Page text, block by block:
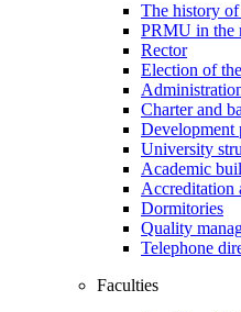
The history
PRMU in the
Rector
Election of
Charter and
Development
University
Academic
Accreditation
Dormitories
Quality
Telephone
Faculties